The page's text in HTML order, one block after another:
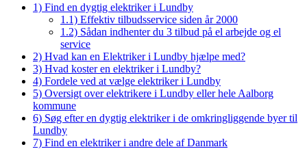
1) Find en dygtig elektriker i Lundby
1.1) Effektiv tilbudsservice siden år 2000
1.2) Sådan indhenter du 3 tilbud på el arbejde og el
service
2) Hvad kan en Elektriker i Lundby hjælpe med?
3) Hvad koster en elektriker i Lundby?
4) Fordele ved at vælge elektriker i Lundby
5) Oversigt over elektrikere i Lundby eller hele Aalborg
kommune
6) Søg efter en dygtig elektriker i de omkringliggende byer til
Lundby
7) Find en elektriker i andre dele af Danmark